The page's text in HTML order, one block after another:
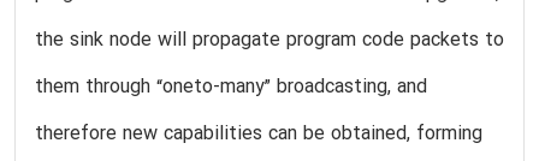
the sink node will propagate program code packets to
them through “oneto-many” broadcasting, and
therefore new capabilities can be obtained, forming